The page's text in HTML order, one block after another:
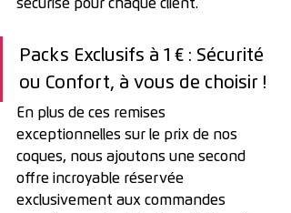
sécurisé pour chaque client.
Packs Exclusifs à 1 € : Sécurité
ou Confort, à vous de choisir !
En plus de ces remises
exceptionnelles sur le prix de nos
coques, nous ajoutons une second
offre incroyable réservée
exclusivement aux commandes